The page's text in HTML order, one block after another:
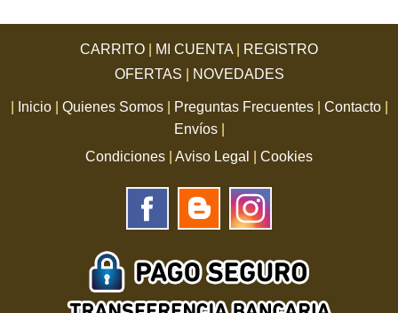
CARRITO MI CUENTA
REGISTRO
OFERTAS
NOVEDADES
Inicio Quienes Somos Preguntas Frecuentes Contacto
Envíos
Condiciones
Aviso Legal Cookies